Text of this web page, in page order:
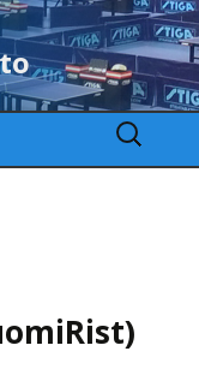
Haku: